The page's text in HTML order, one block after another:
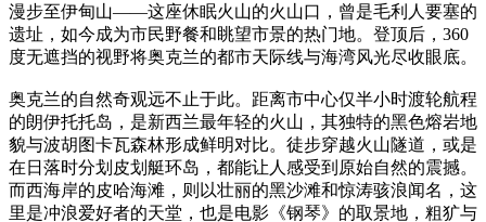
漫步至伊甸山——这座休眠火山的火山口，曾是毛利人要塞的
遗址，如今成为市民野餐和眺望市景的热门地。登顶后，360
度无遮挡的视野将奥克兰的都市天际线与海湾风光尽收眼底。
奥克兰的自然奇观远不止于此。距离市中心仅半小时渡轮航程
的朗伊托托岛，是新西兰最年轻的火山，其独特的黑色熔岩地
貌与波胡图卡瓦森林形成鲜明对比。徒步穿越火山隧道，或是
在日落时分划皮划艇环岛，都能让人感受到原始自然的震撼。
而西海岸的皮哈海滩，则以壮丽的黑沙滩和惊涛骇浪闻名，这
里是冲浪爱好者的天堂，也是电影《钢琴》的取景地，粗犷与